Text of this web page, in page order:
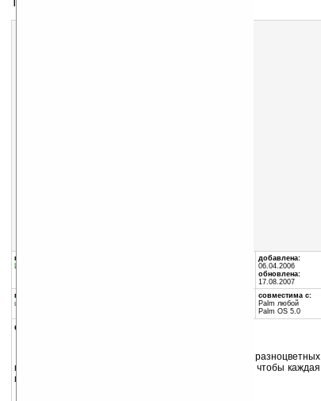
группы программы:
Игры
добавлена:
06.04.2006
обновлена:
17.08.2007
программа:
шареварная
совместима с:
Palm любой
Palm OS 5.0
описание:
Большой кубик построен из маленьких разноцветных
кубиков. Цель игры — выстроить их таким образом, чтобы каждая
грань большого кубика была одного цвета.